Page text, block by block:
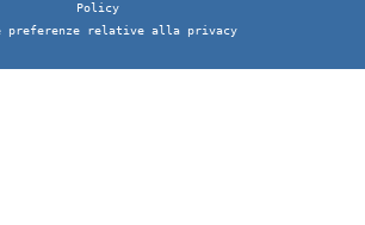
Policy
preferenze relative alla privacy